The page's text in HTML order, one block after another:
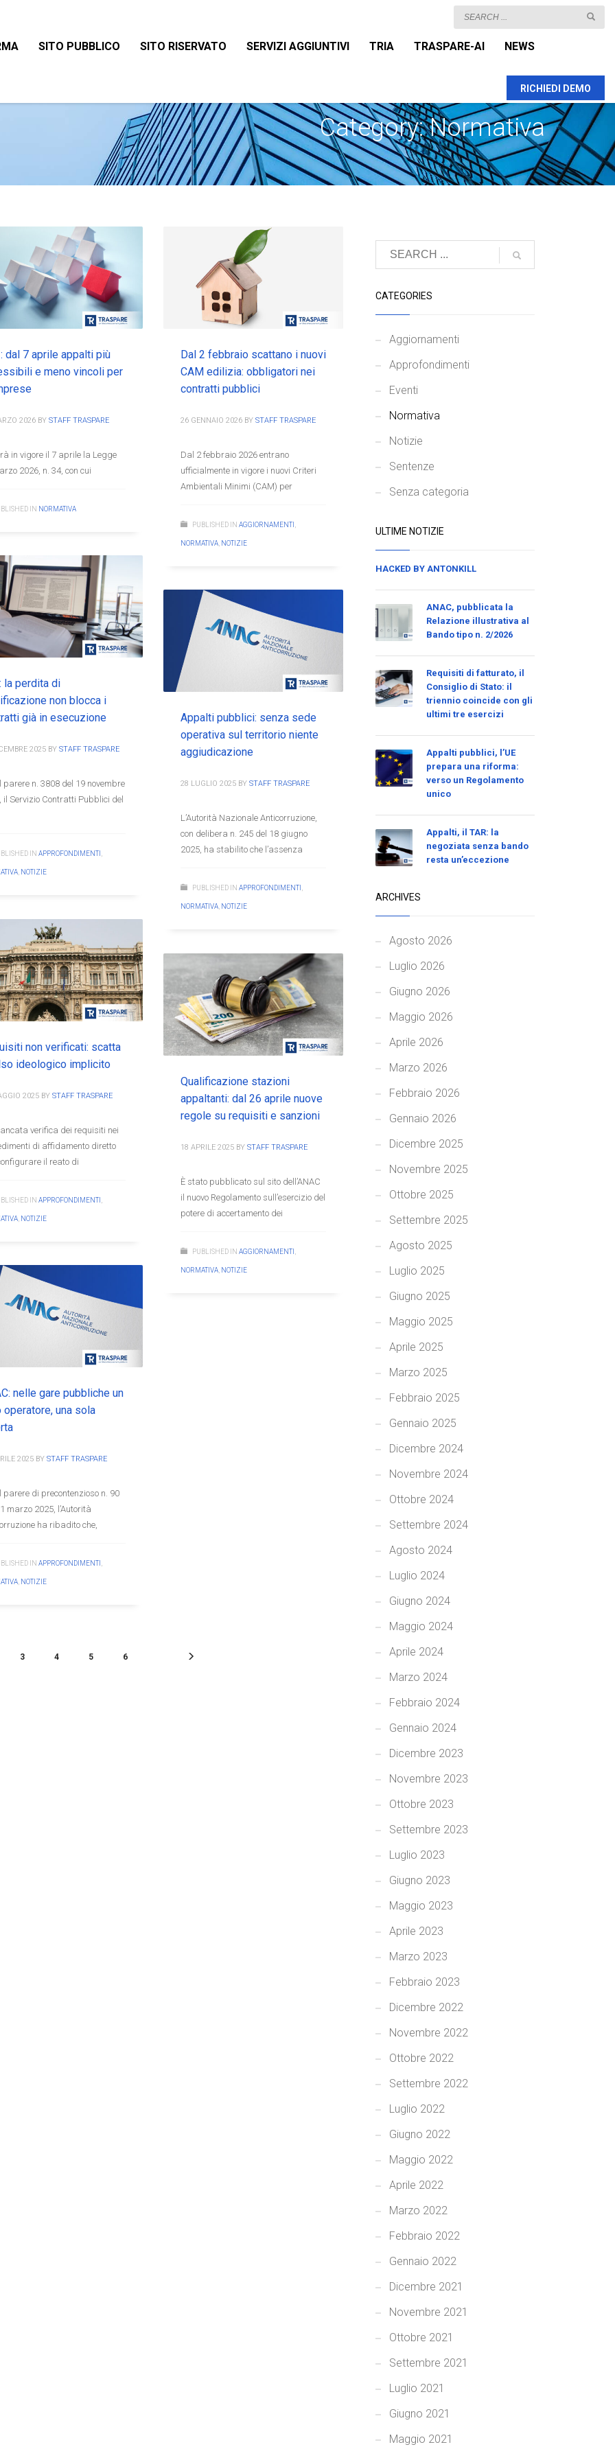
SITO PUBBLICO SITO RISERVATO SERVIZI AGGIUNTIVI TRIA TRASPARE-AI
NEWS
RICHIEDI DEMO
Category: Normativa
dal 7 aprile appalti più
e meno vincoli per
2026 BY STAFF TRASPARE
in vigore il 7 aprile la Legge
2026, n. 34, con cui
IN NORMATIVA
Dal 2 febbraio scattano i nuovi
CAM edilizia: obbligatori nei
contratti pubblici
26 GENNAIO 2026 BY STAFF TRASPARE
Dal 2 febbraio 2026 entrano
ufficialmente in vigore i nuovi Criteri
Ambientali Minimi (CAM) per
PUBLISHED IN AGGIORNAMENTI
NORMATIVA NOTIZIE
la perdita di
non blocca i
già in esecuzione
2025 BY STAFF TRASPARE
parere n. 3808 del 19 novembre
il Servizio Contratti Pubblici del
IN APPROFONDIMENTI
NOTIZIE
Appalti pubblici: senza sede
operativa sul territorio niente
aggiudicazione
28 LUGLIO 2025 BY STAFF TRASPARE
L’Autorità Nazionale Anticorruzione,
con delibera n. 245 del 18 giugno
2025, ha stabilito che l’assenza
PUBLISHED IN APPROFONDIMENTI
NORMATIVA NOTIZIE
non verificati: scatta
ideologico implicito
2025 BY STAFF TRASPARE
verifica dei requisiti nei
di affidamento diretto
il reato di
IN APPROFONDIMENTI
NOTIZIE
Qualificazione stazioni
appaltanti: dal 26 aprile nuove
regole su requisiti e sanzioni
18 APRILE 2025 BY STAFF TRASPARE
È stato pubblicato sul sito dell’ANAC
il nuovo Regolamento sull’esercizio del
potere di accertamento dei
PUBLISHED IN AGGIORNAMENTI
NORMATIVA NOTIZIE
nelle gare pubbliche un
operatore, una sola
2025 BY STAFF TRASPARE
parere di precontenzioso n. 90
marzo 2025, l’Autorità
ha ribadito che,
IN APPROFONDIMENTI
NOTIZIE
3 4 5 6
CATEGORIES
Aggiornamenti
Approfondimenti
Eventi
Normativa
Notizie
Sentenze
Senza categoria
ULTIME NOTIZIE
HACKED BY ANTONKILL
ANAC, pubblicata la
Relazione illustrativa al
Bando tipo n. 2/2026
Requisiti di fatturato, il
Consiglio di Stato: il
triennio coincide con gli
ultimi tre esercizi
Appalti pubblici, l’UE
prepara una riforma:
verso un Regolamento
unico
Appalti, il TAR: la
negoziata senza bando
resta un’eccezione
ARCHIVES
Agosto 2026
Luglio 2026
Giugno 2026
Maggio 2026
Aprile 2026
Marzo 2026
Febbraio 2026
Gennaio 2026
Dicembre 2025
Novembre 2025
Ottobre 2025
Settembre 2025
Agosto 2025
Luglio 2025
Giugno 2025
Maggio 2025
Aprile 2025
Marzo 2025
Febbraio 2025
Gennaio 2025
Dicembre 2024
Novembre 2024
Ottobre 2024
Settembre 2024
Agosto 2024
Luglio 2024
Giugno 2024
Maggio 2024
Aprile 2024
Marzo 2024
Febbraio 2024
Gennaio 2024
Dicembre 2023
Novembre 2023
Ottobre 2023
Settembre 2023
Luglio 2023
Giugno 2023
Maggio 2023
Aprile 2023
Marzo 2023
Febbraio 2023
Dicembre 2022
Novembre 2022
Ottobre 2022
Settembre 2022
Luglio 2022
Giugno 2022
Maggio 2022
Aprile 2022
Marzo 2022
Febbraio 2022
Gennaio 2022
Dicembre 2021
Novembre 2021
Ottobre 2021
Settembre 2021
Luglio 2021
Giugno 2021
Maggio 2021